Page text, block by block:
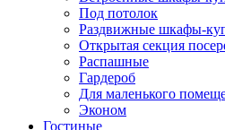
Под потолок
Раздвижные шкафы-
Открытая секция
Распашные
Гардероб
Для маленького
Эконом
Гостиные